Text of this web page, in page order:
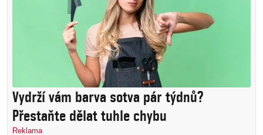
Vydrží vám barva sotva pár týdnů?
Přestaňte dělat tuhle chybu
Reklama